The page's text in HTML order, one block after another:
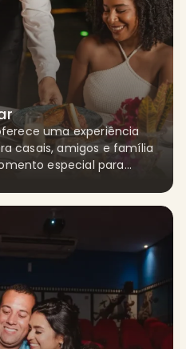
uma experiência
casais, amigos e família
especial para
das ondas, garantimos